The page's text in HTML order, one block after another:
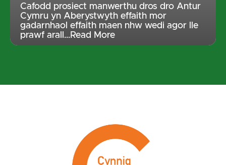
Cafodd prosiect manwerthu dros dro Antur
Cymru yn Aberystwyth effaith mor
gadarnhaol effaith maen nhw wedi agor lle
prawf arall …Read More